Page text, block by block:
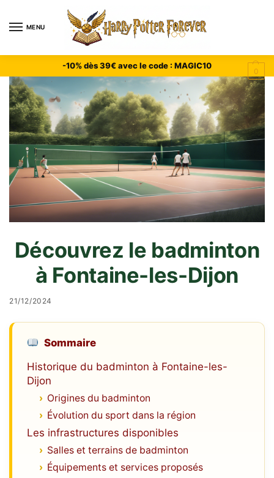
MENU
0
-10% dès 39€ avec le code : MAGIC10
Découvrez le badminton
à Fontaine-les-Dijon
21/12/2024
Sommaire
Historique du badminton à Fontaine-les-
Dijon
Origines du badminton
Évolution du sport dans la région
Les infrastructures disponibles
Salles et terrains de badminton
Équipements et services proposés